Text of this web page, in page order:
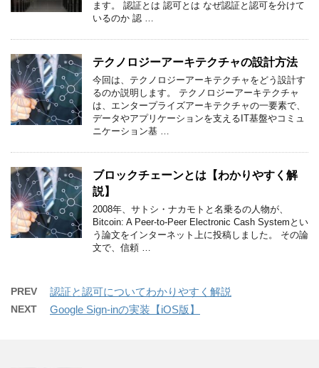
ます。 認証とは 認可とは なぜ認証と認可を分けて
いるのか 認 …
テクノロジーアーキテクチャの設計方法
今回は、テクノロジーアーキテクチャをどう設計す
るのか説明します。 テクノロジーアーキテクチャ
は、エンタープライズアーキテクチャの一要素で、
データやアプリケーションを支えるIT基盤やコミュ
ニケーション基 …
ブロックチェーンとは【わかりやすく解
説】
2008年、サトシ・ナカモトと名乗るの人物が、
Bitcoin: A Peer-to-Peer Electronic Cash Systemとい
う論文をインターネット上に投稿しました。 その論
文で、信頼 …
PREV 認証と認可についてわかりやすく解説
NEXT Google Sign-inの実装【iOS版】